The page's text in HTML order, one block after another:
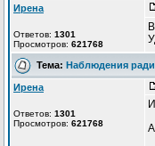
Ирена
Ответов: 1301
Просмотров: 621768
Тема: Наблюдения
Ирена
Ответов: 1301
Просмотров: 621768